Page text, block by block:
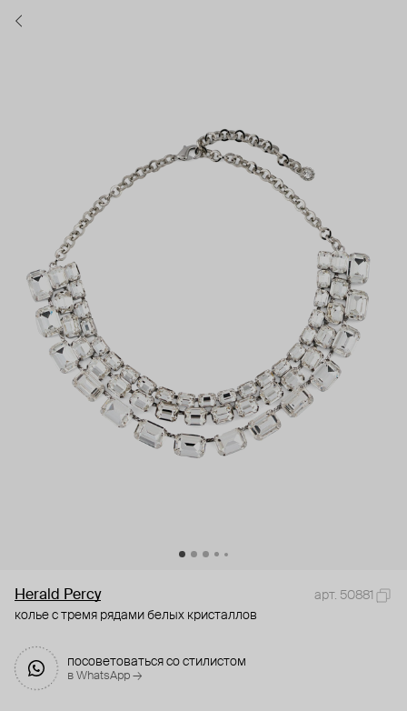
Herald Percy
арт. 50881
колье с тремя рядами белых кристаллов
посоветоваться со стилистом
в WhatsApp →